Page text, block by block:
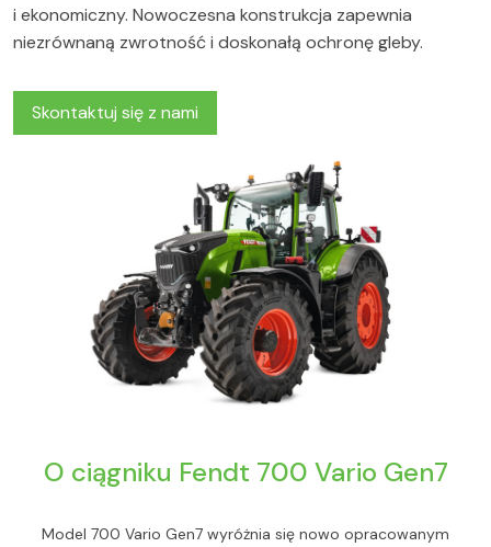
i ekonomiczny. Nowoczesna konstrukcja zapewnia
niezrównaną zwrotność i doskonałą ochronę gleby.
Skontaktuj się z nami
O ciągniku Fendt 700 Vario Gen7
Model 700 Vario Gen7 wyróżnia się nowo opracowanym